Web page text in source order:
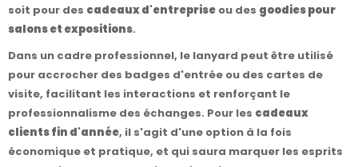
soit pour des cadeaux d'entreprise ou des goodies pour
salons et expositions.
Dans un cadre professionnel, le lanyard peut être utilisé
pour accrocher des badges d'entrée ou des cartes de
visite, facilitant les interactions et renforçant le
professionnalisme des échanges. Pour les cadeaux
clients fin d'année, il s'agit d'une option à la fois
économique et pratique, et qui saura marquer les esprits